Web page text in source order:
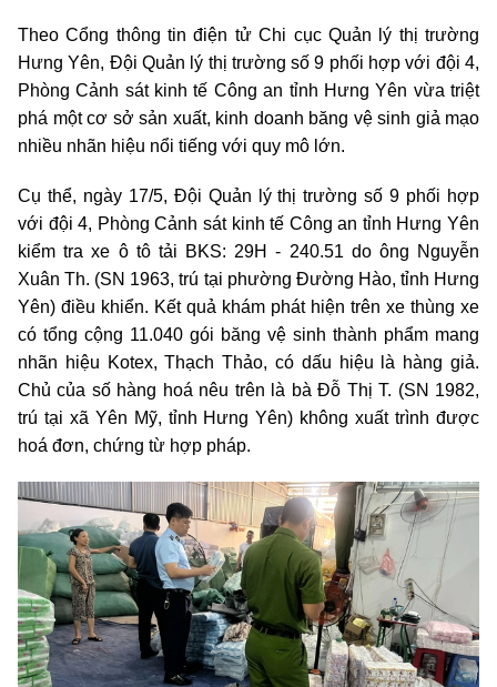
Theo Cổng thông tin điện tử Chi cục Quản lý thị trường
Hưng Yên, Đội Quản lý thị trường số 9 phối hợp với đội 4,
Phòng Cảnh sát kinh tế Công an tỉnh Hưng Yên vừa triệt
phá một cơ sở sản xuất, kinh doanh băng vệ sinh giả mạo
nhiều nhãn hiệu nổi tiếng với quy mô lớn.
Cụ thể, ngày 17/5, Đội Quản lý thị trường số 9 phối hợp
với đội 4, Phòng Cảnh sát kinh tế Công an tỉnh Hưng Yên
kiểm tra xe ô tô tải BKS: 29H - 240.51 do ông Nguyễn
Xuân Th. (SN 1963, trú tại phường Đường Hào, tỉnh Hưng
Yên) điều khiển. Kết quả khám phát hiện trên xe thùng xe
có tổng cộng 11.040 gói băng vệ sinh thành phẩm mang
nhãn hiệu Kotex, Thạch Thảo, có dấu hiệu là hàng giả.
Chủ của số hàng hoá nêu trên là bà Đỗ Thị T. (SN 1982,
trú tại xã Yên Mỹ, tỉnh Hưng Yên) không xuất trình được
hoá đơn, chứng từ hợp pháp.